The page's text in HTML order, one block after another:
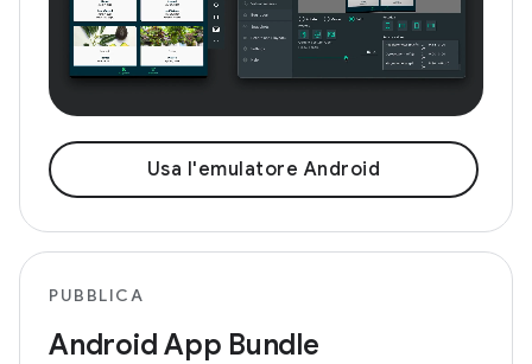
Usa l'emulatore Android
PUBBLICA
Android App Bundle